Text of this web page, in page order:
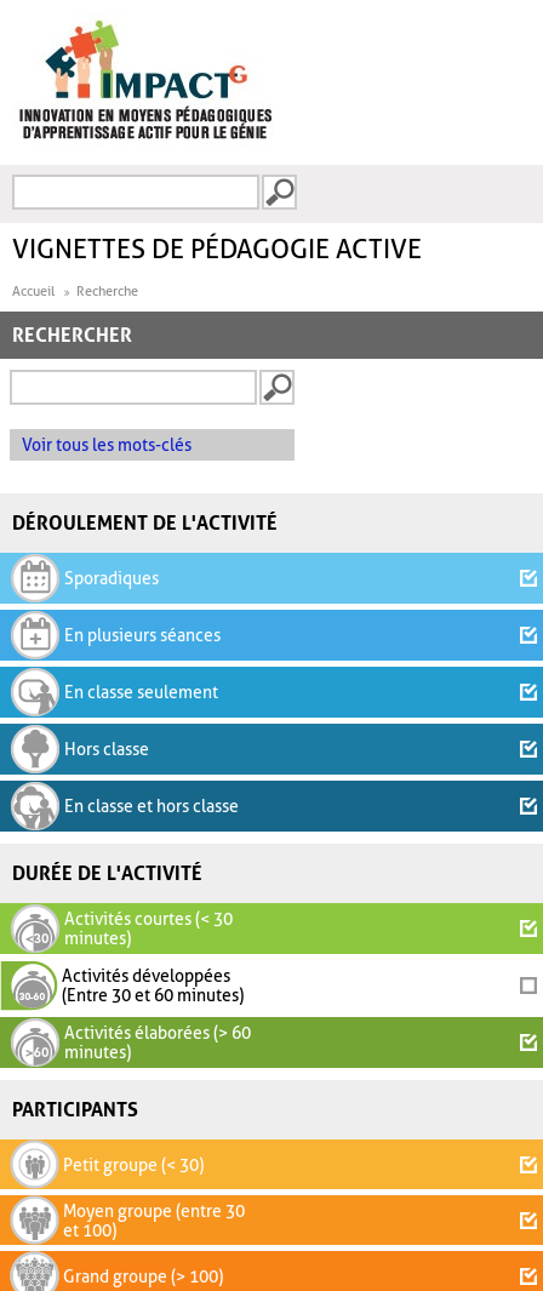
FORMULAIRE DE
VIGNETTES DE PÉDAGOGIE ACTIVE
Accueil Recherche
RECHERCHER
Voir tous les mots-clés
DÉROULEMENT DE L'ACTIVITÉ
Sporadiques
En plusieurs séances
En classe seulement
Hors classe
En classe et hors classe
DURÉE DE L'ACTIVITÉ
Activités courtes (< 30
minutes)
Activités développées
(Entre 30 et 60 minutes)
Activités élaborées (> 60
minutes)
PARTICIPANTS
Petit groupe (< 30)
Moyen groupe (entre 30
et 100)
Grand groupe (> 100)